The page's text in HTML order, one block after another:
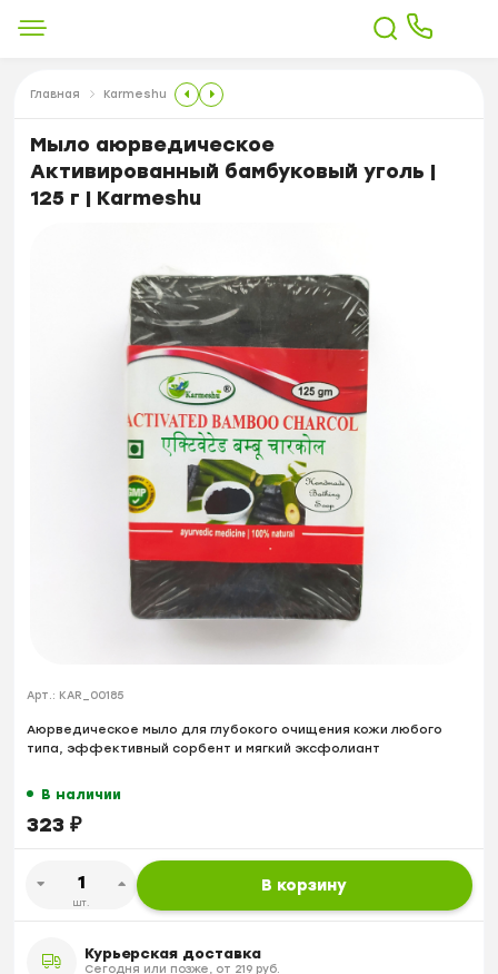
Главная Karmeshu
Мыло аюрведическое
Активированный бамбуковый уголь |
125 г | Karmeshu
Арт.: KAR_00185
Аюрведическое мыло для глубокого очищения кожи любого
типа, эффективный сорбент и мягкий эксфолиант
В наличии
323 ₽
шт.
В корзину
Курьерская доставка
Сегодня или позже, от 219 руб.